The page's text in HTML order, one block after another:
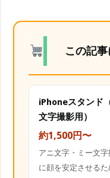
この記
iPhoneスタンド
文字撮影用）
約1,500円〜
アニ文字・ミー文
に顔を安定させるた